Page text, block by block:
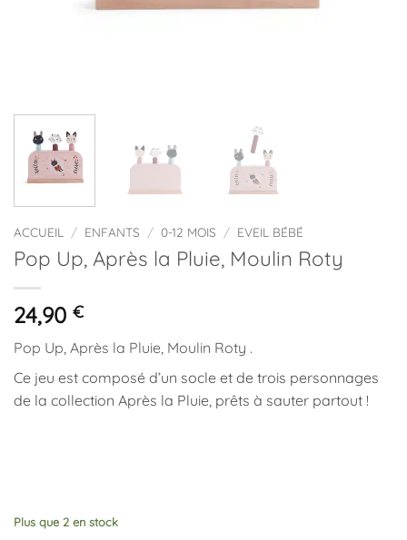
ACCUEIL / ENFANTS / 0-12 MOIS / EVEIL BÉBÉ
Pop Up, Après la Pluie, Moulin Roty
24,90 €
Pop Up, Après la Pluie, Moulin Roty .
Ce jeu est composé d’un socle et de trois personnages
de la collection Après la Pluie, prêts à sauter partout !
Plus que 2 en stock